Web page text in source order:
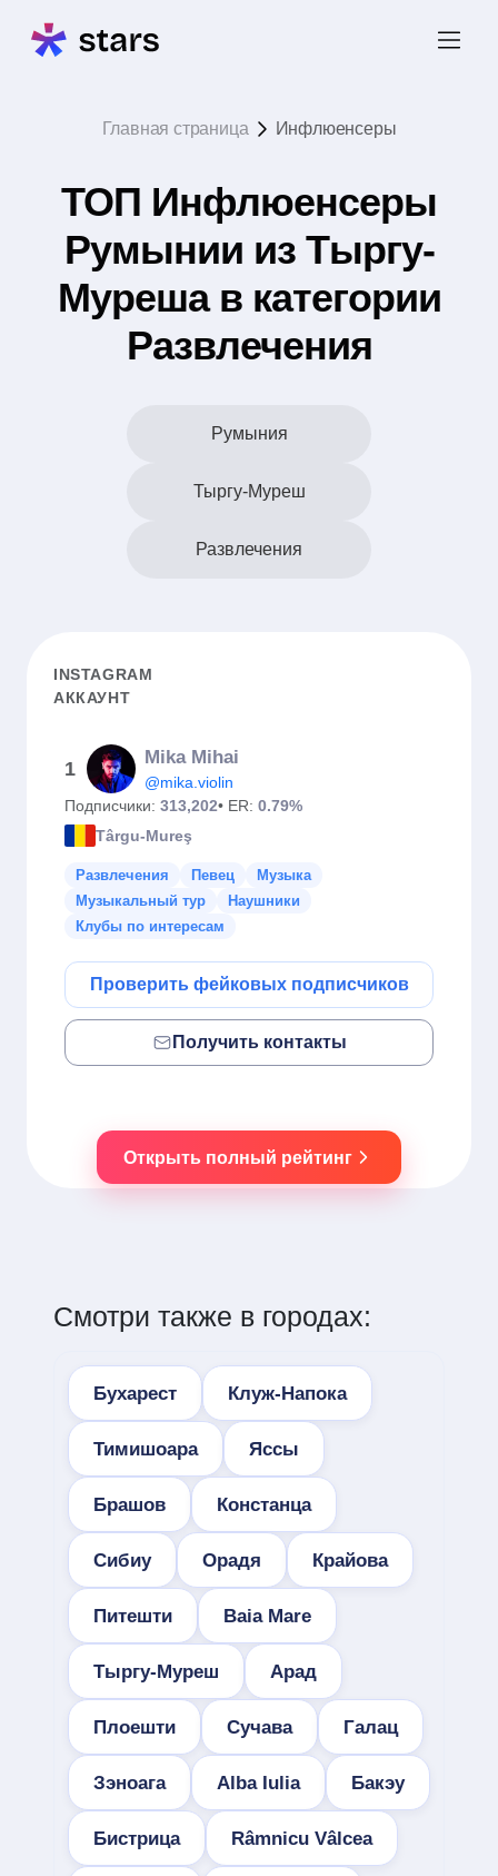
Главная страница Инфлюенсеры
ТОП Инфлюенсеры
Румынии из Тыргу-
Муреша в категории
Развлечения
Румыния
Тыргу-Муреш
Развлечения
INSTAGRAM
АККАУНТ
1
Mika Mihai
@mika.violin
Подписчики: 313,202• ER: 0.79%
Târgu-Mureş
Развлечения Певец
Музыка
Музыкальный тур
Наушники
Клубы по интересам
Проверить фейковых подписчиков
Получить контакты
Открыть полный рейтинг
Смотри также в городах:
Бухарест Клуж-Напока
Тимишоара Яссы
Брашов Констанца
Сибиу Орадя Крайова
Питешти Baia Mare
Тыргу-Муреш Арад
Плоешти Сучава Галац
Зэноага Alba Iulia Бакэу
Бистрица Râmnicu Vâlcea